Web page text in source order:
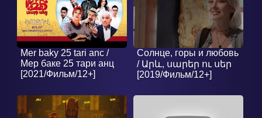
Mer baky 25 tari anc /
Мер баке 25 тари анц
[2021/Фильм/12+]
Солнце, горы и любовь
/ Արև, սարեր ու սեր
[2019/Фильм/12+]